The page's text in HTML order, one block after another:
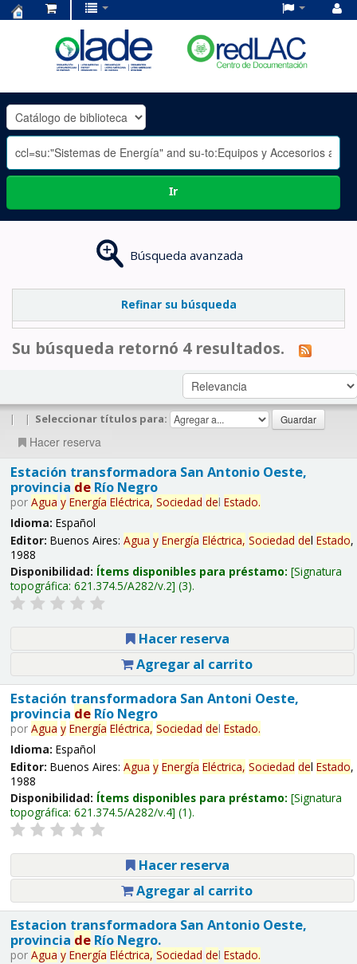
OLADE
-
Ir
Búsqueda avanzada
Refinar su búsqueda
Su búsqueda retornó 4 resultados.
| | Seleccionar títulos para:
Hacer reserva
Estación transformadora San Antonio Oeste,
provincia deRío Negro
por Agua y Energía Eléctrica, Sociedad del Estado.
Idioma: Español
Editor: Buenos Aires: Agua y Energía Eléctrica, Sociedad del Estado,
1988
Disponibilidad: Ítems disponibles para préstamo: Signatura
topográfica: 621.374.5/A282/v.2 (3).
Hacer reserva
Agregar al carrito
Estación transformadora San Antoni Oeste,
provincia deRío Negro
por Agua y Energía Eléctrica, Sociedad del Estado.
Idioma: Español
Editor: Buenos Aires: Agua y Energía Eléctrica, Sociedad del Estado,
1988
Disponibilidad: Ítems disponibles para préstamo: Signatura
topográfica: 621.374.5/A282/v.4 (1).
Hacer reserva
Agregar al carrito
Estacion transformadora San Antonio Oeste,
provincia deRío Negro.
por Agua y Energía Eléctrica, Sociedad del Estado.